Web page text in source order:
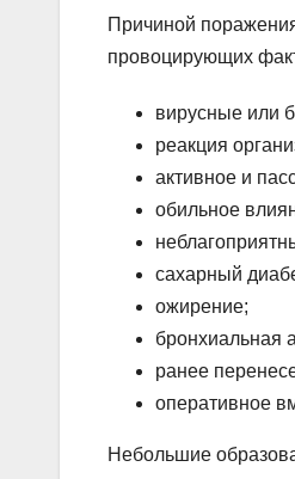
Причиной
провоцирующих
вирусные или
реакция
активное и
обильное
сахарный
ожирение;
бронхиальная
ранее
оперативное
Небольшие